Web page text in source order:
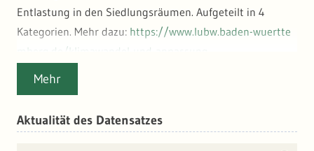
Entlastung in den Siedlungsräumen. Aufgeteilt in 4
Kategorien. Mehr dazu: https://www.lubw.baden-wuertte
mberg.de/klimawandel-und-anpassung
Mehr
Aktualität des Datensatzes